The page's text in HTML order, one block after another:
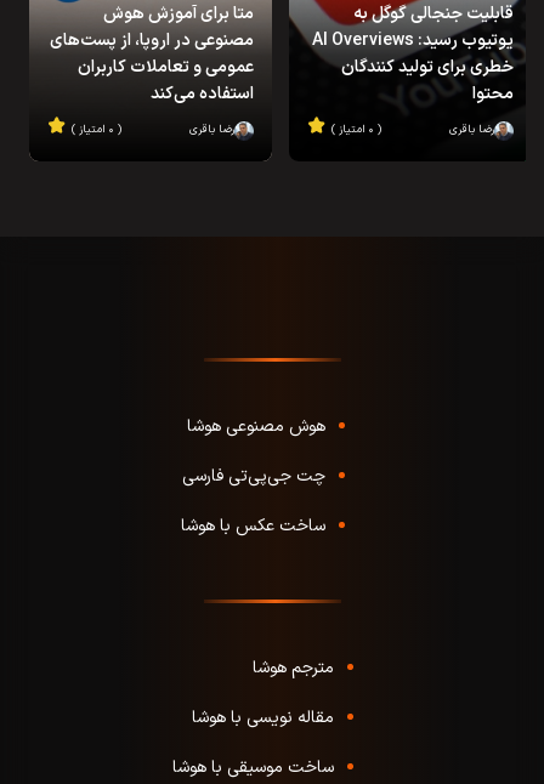
قابلیت جنجالی گوگل به
یوتیوب رسید: AI Overviews
خطری برای تولید کنندگان
محتوا
رضا باقری ( ۰ امتیاز )
متا برای آموزش هوش
مصنوعی در اروپا، از پست‌های
عمومی و تعاملات کاربران
استفاده می‌کند
رضا باقری ( ۰ امتیاز )
هوش مصنوعی هوشا
چت جی‌پی‌تی فارسی
ساخت عکس با هوشا
مترجم هوشا
مقاله نویسی با هوشا
ساخت موسیقی با هوشا